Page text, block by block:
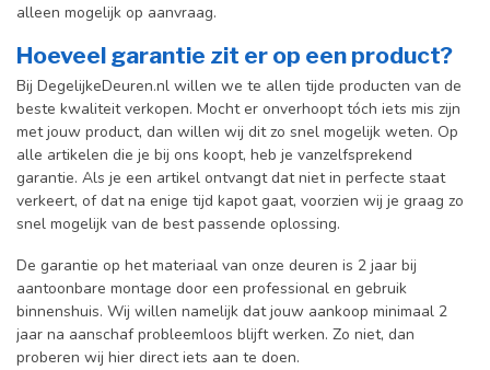
alleen mogelijk op aanvraag.
Hoeveel garantie zit er op een product?
Bij DegelijkeDeuren.nl willen we te allen tijde producten van de
beste kwaliteit verkopen. Mocht er onverhoopt tóch iets mis zijn
met jouw product, dan willen wij dit zo snel mogelijk weten. Op
alle artikelen die je bij ons koopt, heb je vanzelfsprekend
garantie. Als je een artikel ontvangt dat niet in perfecte staat
verkeert, of dat na enige tijd kapot gaat, voorzien wij je graag zo
snel mogelijk van de best passende oplossing.
De garantie op het materiaal van onze deuren is 2 jaar bij
aantoonbare montage door een professional en gebruik
binnenshuis. Wij willen namelijk dat jouw aankoop minimaal 2
jaar na aanschaf probleemloos blijft werken. Zo niet, dan
proberen wij hier direct iets aan te doen.